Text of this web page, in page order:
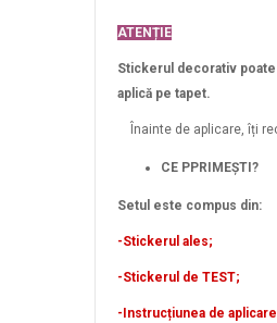
ATENȚIE
Stickerul decorativ poate
aplică pe tapet.
Înainte de aplicare, îți
CE PPRIMEȘTI?
Setul este compus din:
-Stickerul ales;
-Stickerul de TEST;
-Instrucțiunea de